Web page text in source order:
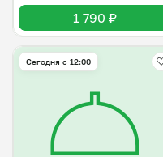
1 790 ₽
Сегодня с 12:00